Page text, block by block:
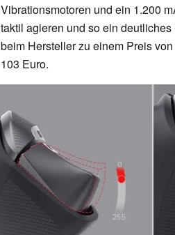
Vibrationsmotoren und ein 1.200
taktil agieren und so ein
beim Hersteller zu einem Preis
103 Euro.